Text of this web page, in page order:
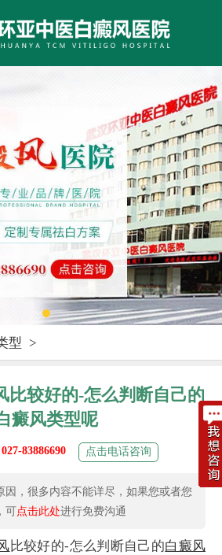
型 >
比较好的-怎么判断自己的
癜风类型呢
027-83886690 点击电话咨询
因，很多内容不能详尽，如果您或者您
可点击此处进行免费沟通
比较好的-怎么判断自己的白癜风